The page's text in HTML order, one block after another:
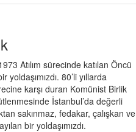
Atılım sürecinde katılan Öncü
80’li yıllarda
karşı duran Komünist Birlik
İstanbul’da değerli
sakınmaz, fedakar, çalışkan ve
bir yoldaşımızdı.